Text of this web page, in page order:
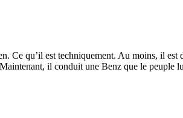
Ce qu’il est techniquement. Au moins, il
il conduit une Benz que le peuple